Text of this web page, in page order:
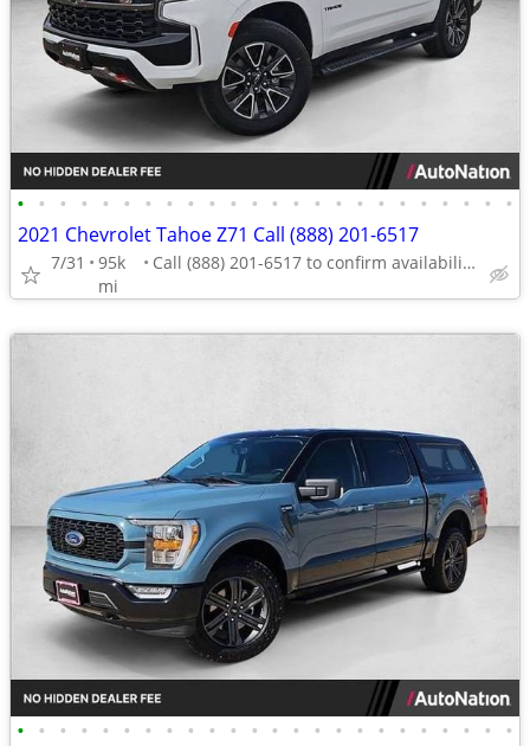
• • • • • • • • • • • • • • • • • • • • • • • •
2021 Chevrolet Tahoe Z71 Call (888) 201-6517
7/31
95k
mi
Call (888) 201-6517 to confirm availability - May 14th
• • • • • • • • • • • • • • • • • • • • • • • •